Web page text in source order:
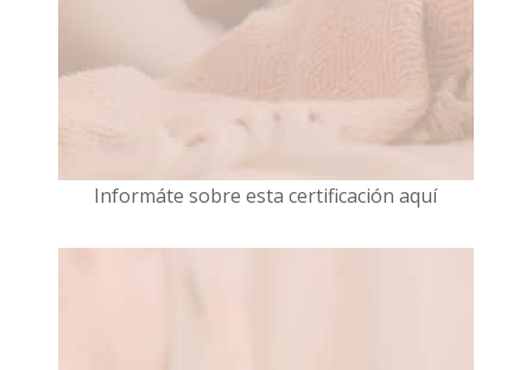
Informáte sobre esta certificación aquí